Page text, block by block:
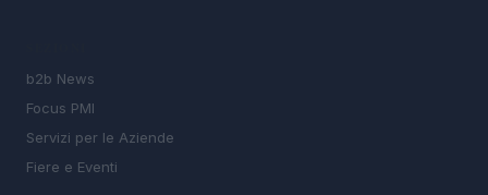
b2b News
Focus PMI
Servizi per le Aziende
Fiere e Eventi